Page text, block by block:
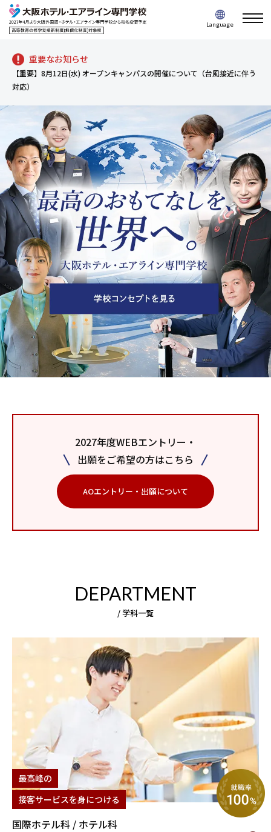
Language
重要なお知らせ
【重要】8月12日(水) オープンキャンパスの開催について（台風接近に伴う
対応）
2027年度WEBエントリー・
出願をご希望の方はこちら
AOエントリー・出願について
DEPARTMENT
/ 学科一覧
最⾼峰の
接客サービスを⾝につける
国際ホテル科 / ホテル科